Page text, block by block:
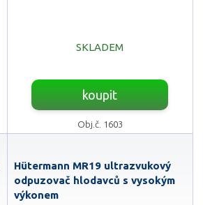
SKLADEM
koupit
Obj.č. 1603
Hütermann MR19 ultrazvukový
odpuzovač hlodavců s vysokým
výkonem